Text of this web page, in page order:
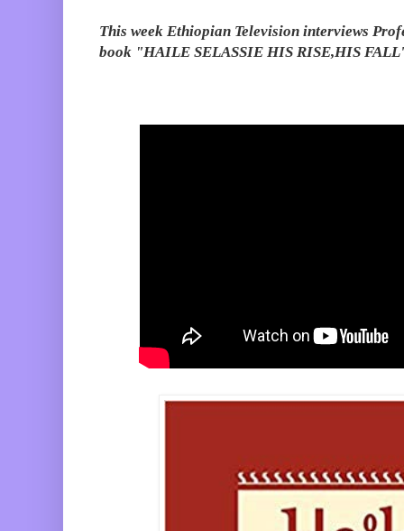
This week Ethiopian Television interviews
book "HAILE SELASSIE HIS RISE,HIS